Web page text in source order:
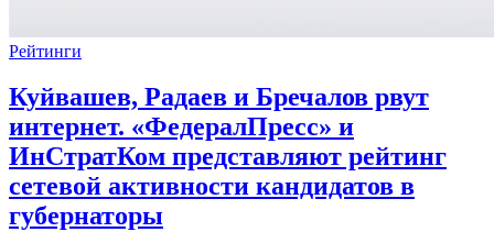
Рейтинги
Куйвашев, Радаев и Бречалов рвут
интернет. «ФедералПресс» и
ИнСтратКом представляют рейтинг
сетевой активности кандидатов в
губернаторы